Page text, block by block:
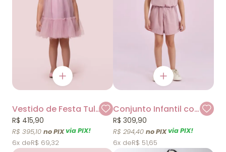
Vestido de Festa Tule Trapezio Petit Cherie
R$ 395,10 via PIX!
R$ 415,90
6x R$ 69,32
Conjunto Infantil com Blusa de Detalhe em Paetê e Short de Elástico Petit Cherie
R$ 294,40 via PIX!
R$ 309,90
6x R$ 51,65